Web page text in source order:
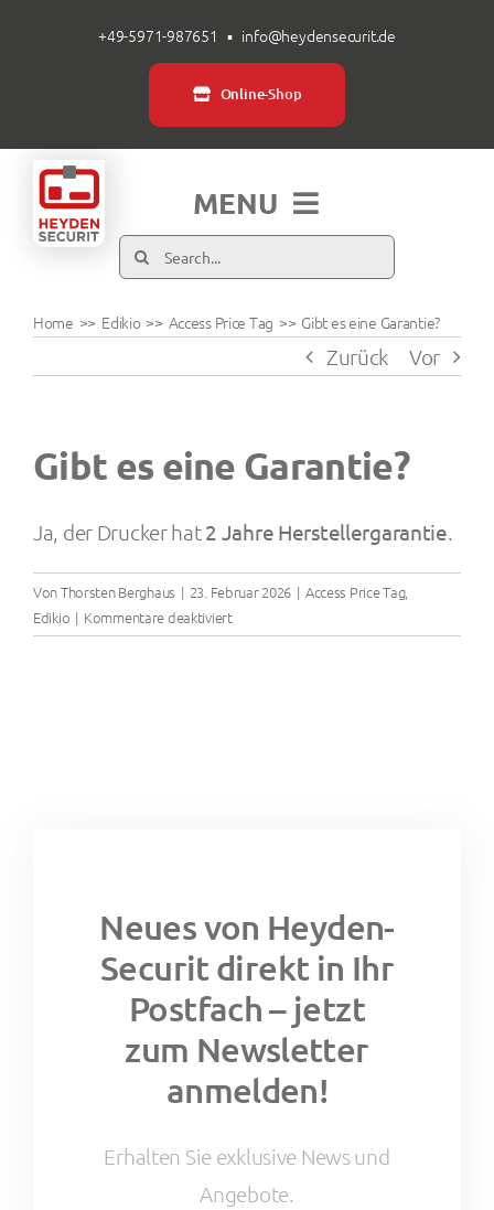
+49-5971-987651 ▪ info@heydensecurit.de
Online-Shop
MENU
Branchen
Suche
Home Edikio Access Price Tag Gibt es eine Garantie?
Zurück Vor
Gibt es eine Garantie?
Ja, der Drucker hat2 Jahre Herstellergarantie.
VonThorsten Berghaus | 23. Februar 2026 | Access Price Tag,
Edikio | Kommentare deaktiviertfür
Gibt
Neues von Heyden-
Securit direkt in Ihr
Postfach – jetzt
zum Newsletter
anmelden!
Erhalten Sie exklusive News und
Angebote.